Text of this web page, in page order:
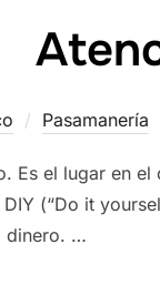
Pasamanería
Es el lugar en
(“Do it
dinero. …